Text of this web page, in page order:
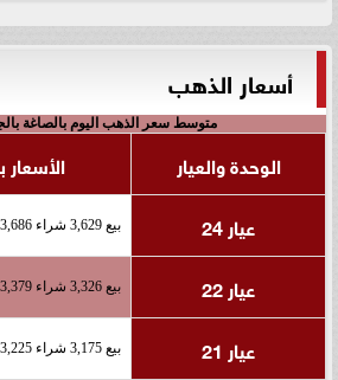
أسعار الذهب
متوسط سعر الذهب اليوم بالصاغة
الوحدة والعيار
عيار 24
بيع 3,629 شراء 3,686
عيار 22 بيع 3,326 شراء 3,379
عيار 21 بيع 3,175 شراء 3,225